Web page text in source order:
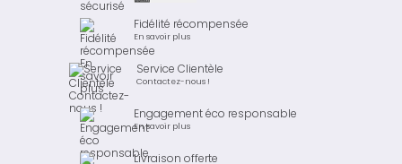
Fidélité récompensée
En savoir plus
Service Clientèle
Contactez-nous !
Engagement éco responsable
En savoir plus
Livraison offerte